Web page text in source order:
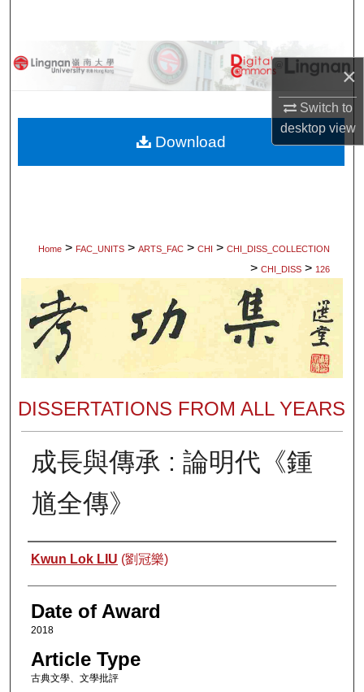
×
Switch to
desktopview
Browse Collections
About
Home > FAC_UNITS > ARTS_FAC > CHI > CHI_DISS_COLLECTION
> CHI_DISS > 126
DISSERTATIONS FROM ALL YEARS
成長與傳承 : 論明代《鍾
馗全傳》
Author
Kwun Lok LIU (劉冠樂)
Date of Award
2018
Article Type
古典文學、文學批評
Download